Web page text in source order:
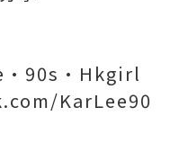
KarLee90